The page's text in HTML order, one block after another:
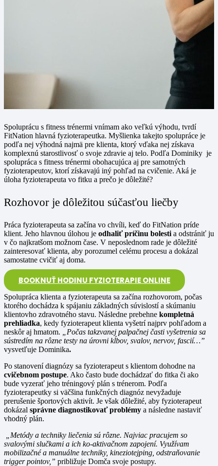
Spoluprácu s fitness trénermi vnímam ako veľkú výhodu, tvrdí
FitNation hlavná fyzioterapeutka. Myšlienka takejto spolupráce je
podľa nej výhodná najmä pre klienta, ktorý vďaka nej získava
komplexnú starostlivosť o svoje zdravie aj telo. Podľa Dominiky je
spolupráca s fitness trénermi obohacujúca aj pre samotných
fyzioterapeutov, ktorí získavajú iný pohľad na cvičenie. Aká je
úloha fyzioterapeuta vo fitku a prečo je dôležité?
Rozhovor je dôležitou súčasťou liečby
Práca fyzioterapeuta sa začína vo chvíli, keď do FitNation príde
klient. Jeho hlavnou úlohou je odhaliť príčinu bolesti a odstrániť ju
v čo najkratšom možnom čase. V neposlednom rade je dôležité
zainteresovať klienta, aby porozumel celému procesu a dokázal
samostatne cvičiť aj doma.
BOOKNUŤ HODINU FYZIOTERAPIE ONLINE
Spolupráca klienta a fyzioterapeuta sa začína rozhovorom, počas
ktorého dochádza k spájaniu základných súvislostí a skúmaniu
klientovho zdravotného stavu. Následne prebehne kompletná
prehliadka, kedy fyzioterapeut klienta vyšetrí najprv pohľadom a
neskôr aj hmatom.
„Počas takzvanej palpačnej časti vyšetrenia sa
sústredím na rôzne testy na úrovni kĺbov, svalov, nervov, fascií…”
vysvetľuje Dominika.
Po stanovení diagnózy sa fyzioterapeut s klientom dohodne na
cvičebnom postupe. Ako často bude dochádzať do fitka či ako
bude vyzerať jeho tréningový plán s trénerom. Podľa
fyzioterapeutky si väčšina funkčných diagnóz nevyžaduje
prerušenie športových aktivít. Je však dôležité, aby fyzioterapeut
dokázal správne diagnostikovať problémy a následne nastaviť
vhodný plán.
„Metódy a techniky liečenia sú rôzne. Najviac pracujem so
svalovými slučkami a ich ko-aktivačnom zapojení. Využívam
mobilizačné a manuálne techniky, kineziotejping, odstraňovanie
trigger pointov,” približuje Domča svoje postupy.